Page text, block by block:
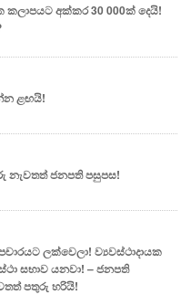
අක්කර 30 000ක් දෙයි!
ළඟයි!
නැවතත් ජනපති පසුපස!
ලක්වෙලා! ව්‍යවස්ථාදායක
සභාව යනවා! – ජනපති
පතුරු හරියි!